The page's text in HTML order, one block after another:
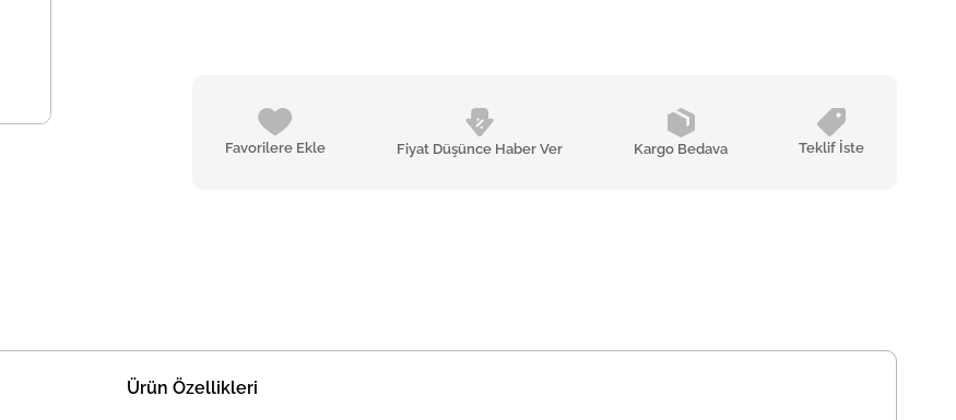
Favorilere Ekle Fiyat Düşünce Haber Ver Kargo Bedava Teklif İste
Ürün Özellikleri